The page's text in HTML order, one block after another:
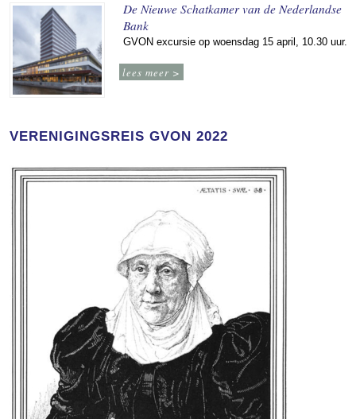
De Nieuwe Schatkamer van de Nederlandse
Bank
GVON excursie op woensdag 15 april, 10.30 uur.
lees meer >
VERENIGINGSREIS GVON 2022